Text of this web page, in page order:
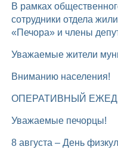
В рамках общественного контроля за подготовкой к предстоящему осенне-зимнему периоду
сотрудники отдела
«Печора» и члены
Уважаемые жители
Вниманию населения!
ОПЕРАТИВНЫЙ
Уважаемые печорцы!
8 августа – День